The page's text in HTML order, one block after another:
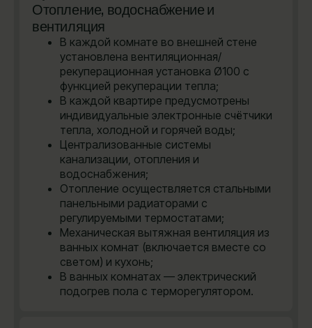
Отопление, водоснабжение и
вентиляция
В каждой комнате во внешней стене
установлена вентиляционная/
рекуперационная установка Ø100 с
функцией рекуперации тепла;
В каждой квартире предусмотрены
индивидуальные электронные счётчики
тепла, холодной и горячей воды;
Централизованные системы
канализации, отопления и
водоснабжения;
Отопление осуществляется стальными
панельными радиаторами с
регулируемыми термостатами;
Механическая вытяжная вентиляция из
ванных комнат (включается вместе со
светом) и кухонь;
В ванных комнатах — электрический
подогрев пола с терморегулятором.